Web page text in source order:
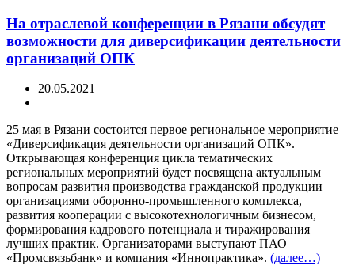
На отраслевой конференции в Рязани обсудят
возможности для диверсификации деятельности
организаций ОПК
20.05.2021
25 мая в Рязани состоится первое региональное мероприятие
«Диверсификация деятельности организаций ОПК».
Открывающая конференция цикла тематических
региональных мероприятий будет посвящена актуальным
вопросам развития производства гражданской продукции
организациями оборонно-промышленного комплекса,
развития кооперации с высокотехнологичным бизнесом,
формирования кадрового потенциала и тиражирования
лучших практик. Организаторами выступают ПАО
«Промсвязьбанк» и компания «Иннопрактика». (далее…)